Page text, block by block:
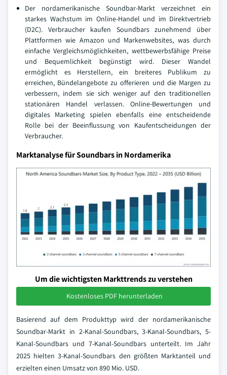
Der nordamerikanische Soundbar-Markt verzeichnet ein
starkes Wachstum im Online-Handel und im Direktvertrieb
(D2C). Verbraucher kaufen Soundbars zunehmend über
Plattformen wie Amazon und Markenwebsites, was durch
einfache Vergleichsmöglichkeiten, wettbewerbsfähige Preise
und Bequemlichkeit begünstigt wird. Dieser Wandel
ermöglicht es Herstellern, ein breiteres Publikum zu
erreichen, Bündelangebote zu offerieren und die Margen zu
verbessern, indem sie sich weniger auf den traditionellen
stationären Handel verlassen. Online-Bewertungen und
digitales Marketing spielen ebenfalls eine entscheidende
Rolle bei der Beeinflussung von Kaufentscheidungen der
Verbraucher.
Marktanalyse für Soundbars in Nordamerika
Um die wichtigsten Markttrends zu verstehen
Kostenloses PDF herunterladen
Basierend auf dem Produkttyp wird der nordamerikanische
Soundbar-Markt in 2-Kanal-Soundbars, 3-Kanal-Soundbars, 5-
Kanal-Soundbars und 7-Kanal-Soundbars unterteilt. Im Jahr
2025 hielten 3-Kanal-Soundbars den größten Marktanteil und
erzielten einen Umsatz von 890 Mio. USD.